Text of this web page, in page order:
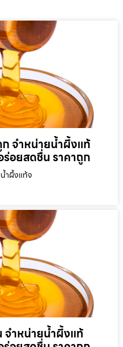
จำหน่ายน้ำผึ้งแท้
อยสดชื่น ราคาถูก
ำผึ้งแท้จ
จำหน่ายน้ำผึ้งแท้